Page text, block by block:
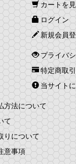
カートを
ログイン
新規会員
プライバ
特定商取
当サイト
方法について
て
りについて
意事項